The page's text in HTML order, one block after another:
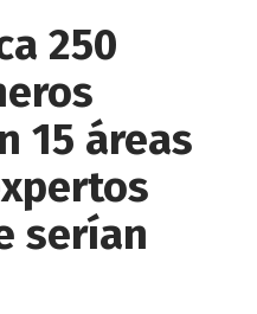
250
15 áreas
serían